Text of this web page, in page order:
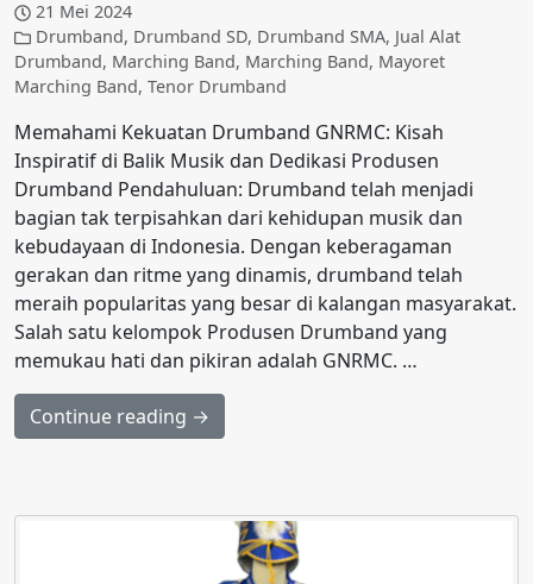
21 Mei 2024
Drumband, Drumband SD, Drumband SMA, Jual Alat
Drumband, Marching Band, Marching Band, Mayoret
Marching Band, Tenor Drumband
Memahami Kekuatan Drumband GNRMC: Kisah
Inspiratif di Balik Musik dan Dedikasi Produsen
Drumband Pendahuluan: Drumband telah menjadi
bagian tak terpisahkan dari kehidupan musik dan
kebudayaan di Indonesia. Dengan keberagaman
gerakan dan ritme yang dinamis, drumband telah
meraih popularitas yang besar di kalangan masyarakat.
Salah satu kelompok Produsen Drumband yang
memukau hati dan pikiran adalah GNRMC. …
Continue reading →